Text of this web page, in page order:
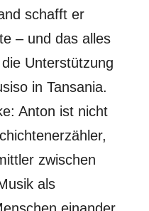
schafft er
– und das alles
Unterstützung
in Tansania.
Anton ist nicht
zwischen
als